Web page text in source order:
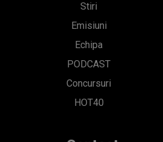
Stiri
Emisiuni
Echipa
PODCAST
Concursuri
HOT40